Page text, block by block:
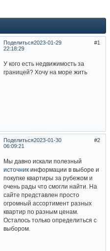
Поделиться 1
2023-01-29
22:18:29
У кого есть недвижимость за
границей? Хочу на море жить
Поделиться 2
2023-01-30
06:09:21
Мы давно искали полезный
источник информации в выборе и
покупке квартиры за рубежом и
очень рады что смогли найти. На
сайте представлен просто
огромный ассортимент разных
квартир по разным ценам.
Осталось только определиться с
выбором.